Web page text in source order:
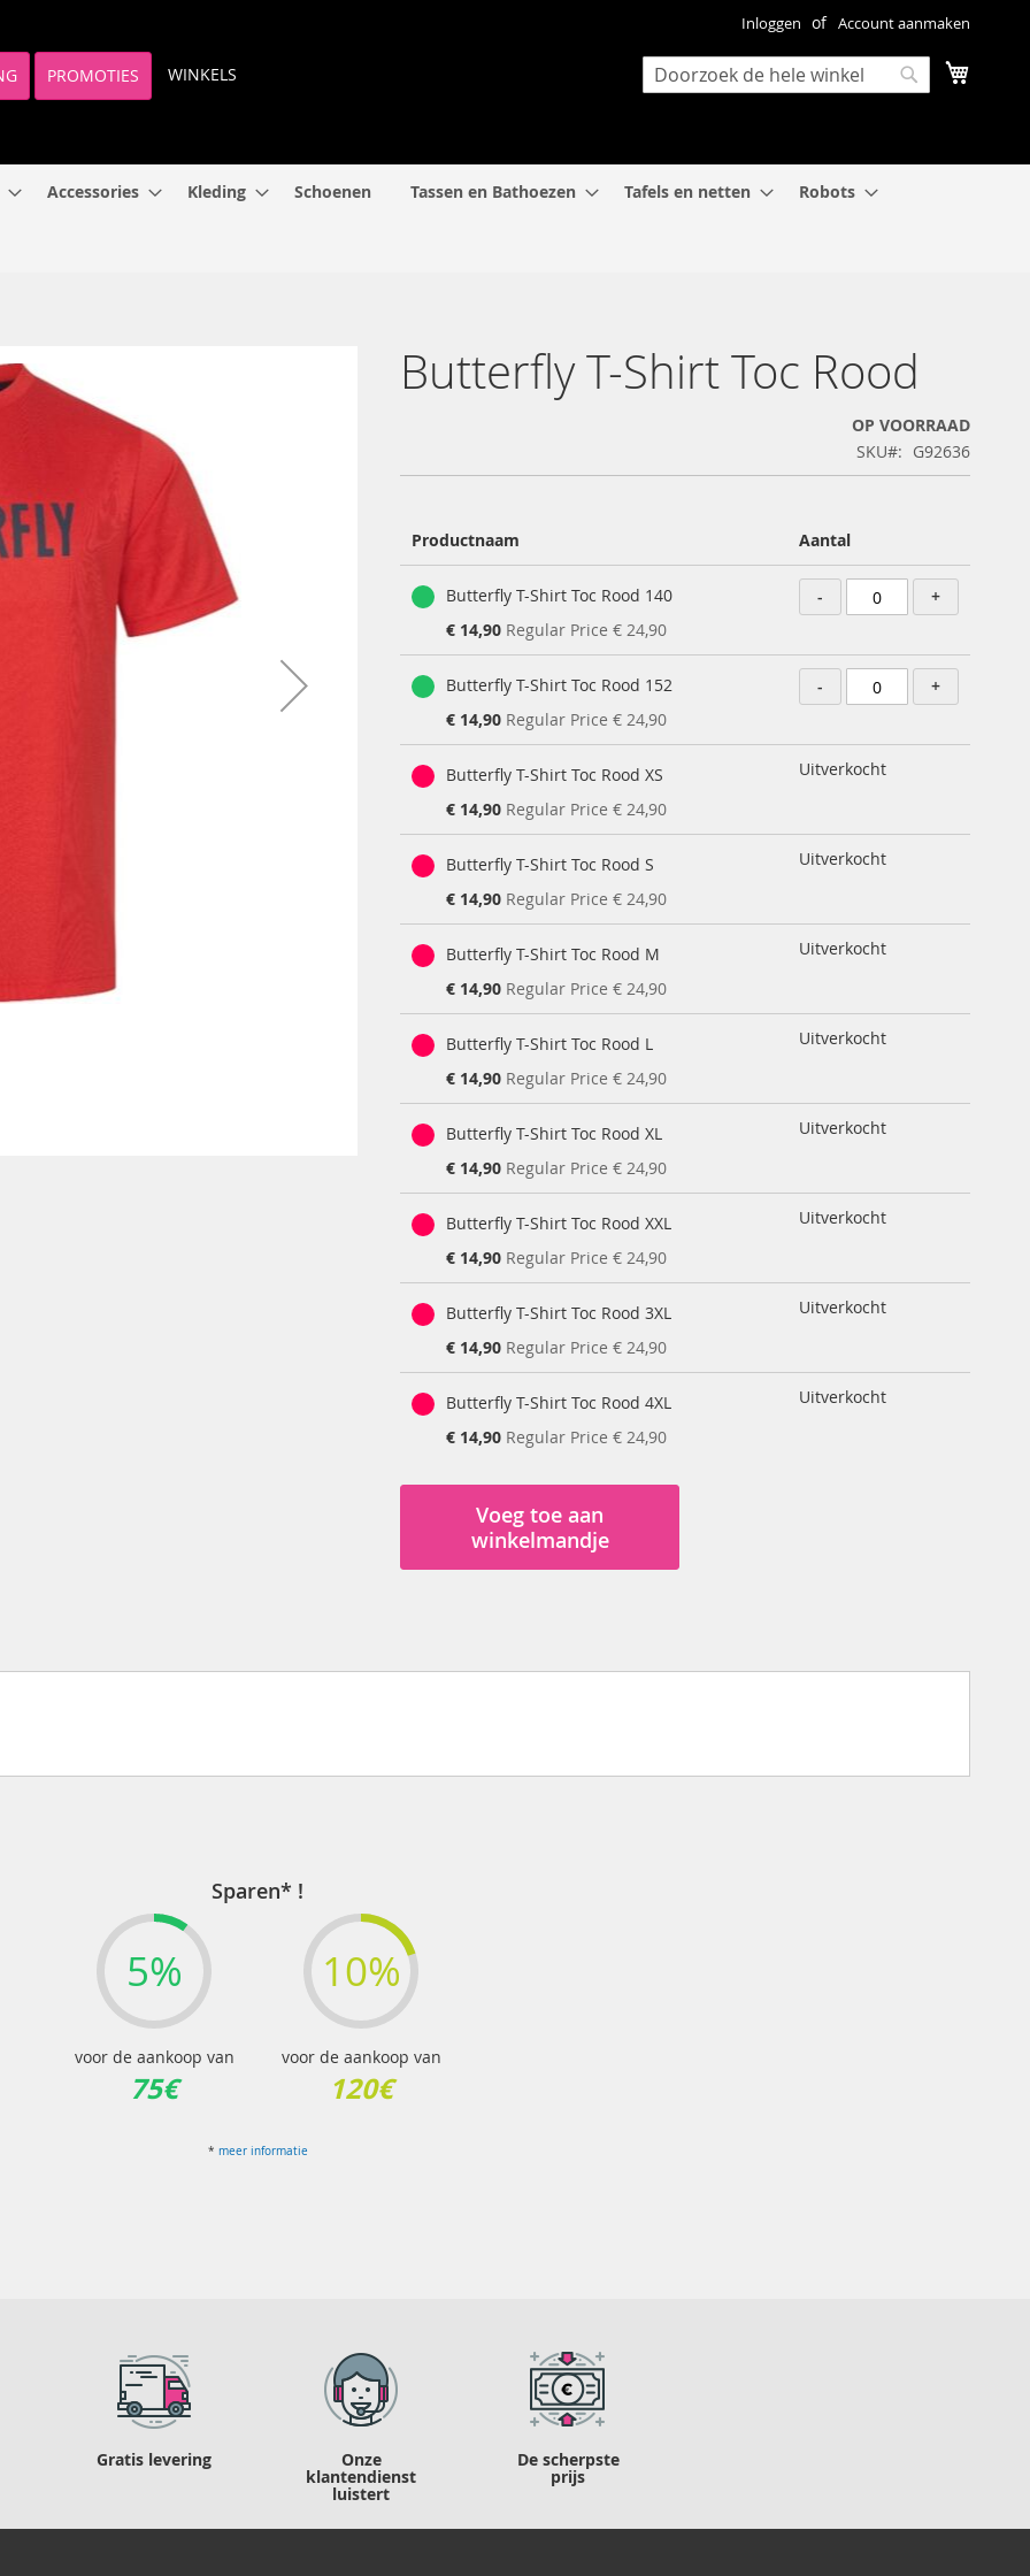
Inloggen Account aanmaken
PROMOTIES WINKELS
Search
Accessories Kleding Schoenen Tassen en Bathoezen Tafels en netten Robots
Butterfly T-Shirt Toc Rood
OP VOORRAAD
SKU
G92636
productartikelen
Productnaam Aantal
Butterfly T-Shirt Toc Rood 140
Special
Price
€ 14,90 Regular Price € 24,90
- +
Butterfly T-Shirt Toc Rood 152
Special
Price
€ 14,90 Regular Price € 24,90
- +
Butterfly T-Shirt Toc Rood XS
Special
Price
€ 14,90 Regular Price € 24,90
Uitverkocht
Butterfly T-Shirt Toc Rood S
Special
Price
€ 14,90 Regular Price € 24,90
Uitverkocht
Butterfly T-Shirt Toc Rood M
Special
Price
€ 14,90 Regular Price € 24,90
Uitverkocht
Butterfly T-Shirt Toc Rood L
Special
Price
€ 14,90 Regular Price € 24,90
Uitverkocht
Butterfly T-Shirt Toc Rood XL
Special
Price
€ 14,90 Regular Price € 24,90
Uitverkocht
Butterfly T-Shirt Toc Rood XXL
Special
Price
€ 14,90 Regular Price € 24,90
Uitverkocht
Butterfly T-Shirt Toc Rood 3XL
Special
Price
€ 14,90 Regular Price € 24,90
Uitverkocht
Butterfly T-Shirt Toc Rood 4XL
Special
€ 14,90 Regular Price € 24,90
Uitverkocht
Voeg toe aan
winkelmandje
Sparen* !
5%
voor de aankoop van
75€
10%
voor de aankoop van
120€
* meer informatie
Gratis levering Onze
klantendienst
luistert
De scherpste
prijs